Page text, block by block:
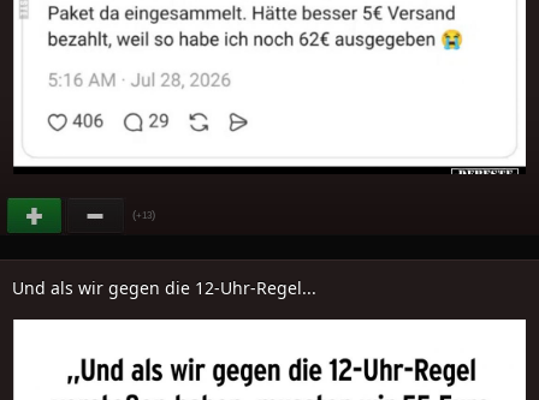
(+13)
Und als wir gegen die 12-Uhr-Regel...